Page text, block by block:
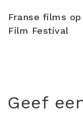
Franse films
Film Festival
Geef